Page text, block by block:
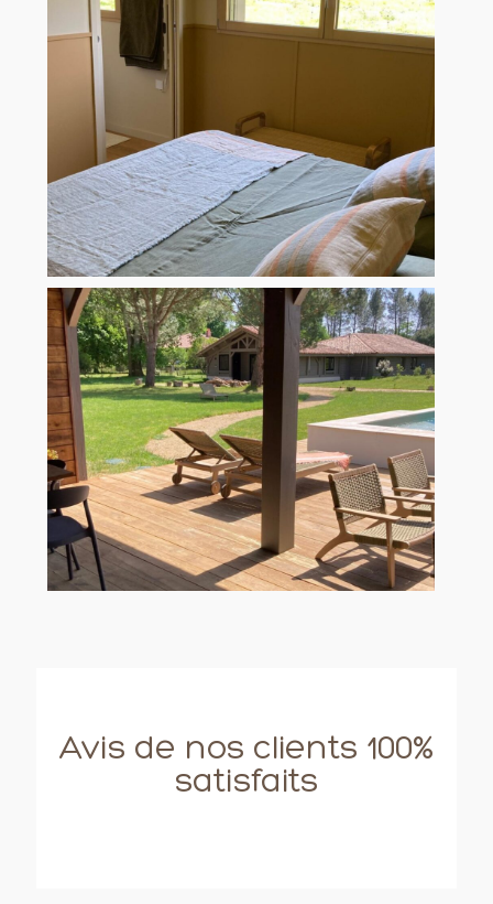
Avis de nos clients 100%
satisfaits